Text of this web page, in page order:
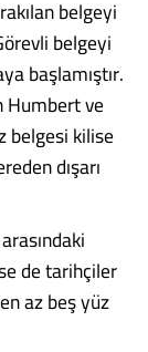
belgeyi
belgeyi
başlamıştır.
Humbert ve
belgesi kilise
dışarı
de tarihçiler
az beş yüz